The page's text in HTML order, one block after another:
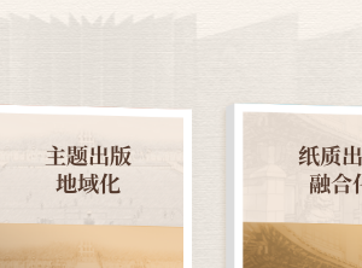
主题出版
地域化
纸质
融合